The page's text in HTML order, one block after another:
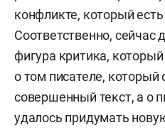
конфликте, который
Соответственно, сейчас
фигура критика,
о том писателе, который
совершенный текст, а о
удалось придумать